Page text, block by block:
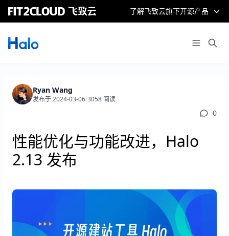
了解飞致云旗下开源产品
Ryan Wang
发布于 2024-03-06/3058 阅读
0
性能优化与功能改进，Halo
2.13 发布